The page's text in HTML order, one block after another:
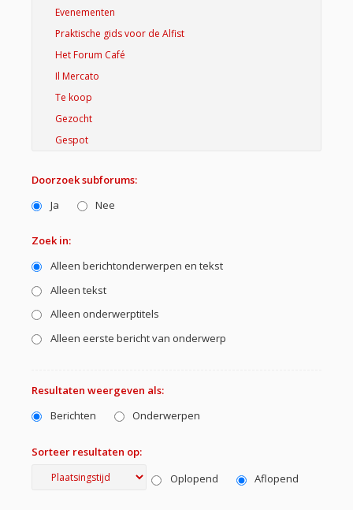
Doorzoek subforums:
Ja
Nee
Zoek in:
Alleen berichtonderwerpen en tekst
Alleen tekst
Alleen onderwerptitels
Alleen eerste bericht van onderwerp
Resultaten weergeven als:
Berichten
Onderwerpen
Sorteer resultaten op:
Oplopend
Aflopend